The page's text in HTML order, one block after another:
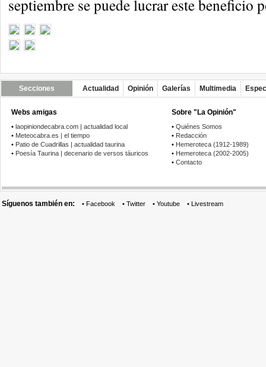
septiembre se puede lucrar este beneficio
Secciones Actualidad Opinión Galerías Multimedia
Webs amigas
• laopiniondecabra.com | actualidad local
• Meteocabra.es | el tiempo
• Patio de Cuadrillas | actualidad taurina
• Poesía Taurina | decenario de versos táuricos
Sobre "La Opinión"
• Quiénes Somos
• Redacción
• Hemeroteca (1912-1989)
• Hemeroteca (2002-2005)
• Contacto
Síguenos también en: • Facebook • Twitter • Youtube • Livestream